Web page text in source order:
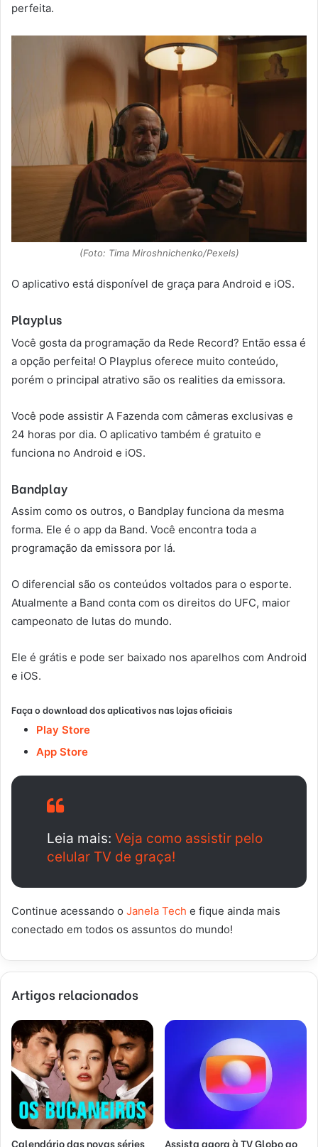
perfeita.
(Foto: Tima Miroshnichenko/Pexels)
O aplicativo está disponível de graça para Android e iOS.
Playplus
Você gosta da programação da Rede Record? Então essa é
a opção perfeita! O Playplus oferece muito conteúdo,
porém o principal atrativo são os realities da emissora.
Você pode assistir A Fazenda com câmeras exclusivas e
24 horas por dia. O aplicativo também é gratuito e
funciona no Android e iOS.
Bandplay
Assim como os outros, o Bandplay funciona da mesma
forma. Ele é o app da Band. Você encontra toda a
programação da emissora por lá.
O diferencial são os conteúdos voltados para o esporte.
Atualmente a Band conta com os direitos do UFC, maior
campeonato de lutas do mundo.
Ele é grátis e pode ser baixado nos aparelhos com Android
e iOS.
Faça o download dos aplicativos nas lojas oficiais
Play Store
App Store
Leia mais: Veja como assistir pelo
celular TV de graça!
Continue acessando o Janela Tech e fique ainda mais
conectado em todos os assuntos do mundo!
Artigos relacionados
Calendário das novas séries Assista agora à TV Globo ao